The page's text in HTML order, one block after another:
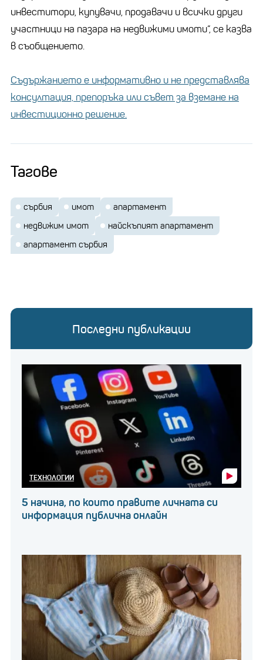
инвеститори, купувачи, продавачи и всички други
участници на пазара на недвижими имоти“, се казва
в съобщението.
Съдържанието е информативно и не представлява
консултация, препоръка или съвет за вземане на
инвестиционно решение.
Тагове
сърбия имот
апартамент
недвижим имот
найскъпият апартамент
апартамент сърбия
Последни публикации
ТЕХНОЛОГИИ
5 начина, по които правите личната си
информация публична онлайн